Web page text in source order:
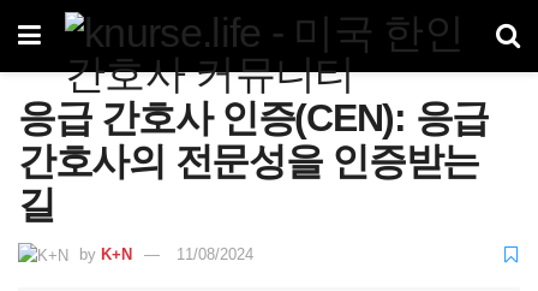
응급 간호사 인증(CEN): 응급
간호사의 전문성을 인증받는
길
by K+N 11/08/2024